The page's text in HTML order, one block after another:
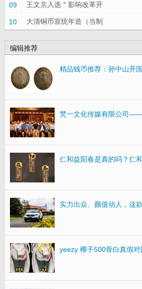
09 王文京入选＂影响改革开
10 大清铜币宣统年造（当制
编辑推荐
精品钱币推荐：孙中山开
梵一文化传媒有限公司
仁和益阳春是真的吗？仁
实力出众、颜值动人，这
yeezy 椰子500骨白真假